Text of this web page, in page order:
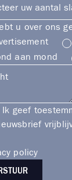
u over ons
aan mond
Ik geef
policy